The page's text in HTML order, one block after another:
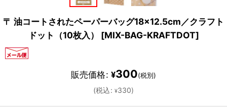
〒 油コートされたペーパーバッグ18×12.5cm／クラフト
ドット（10枚入）
[MIX-BAG-KRAFTDOT]
販売価格: ¥300(税別)
(税込: ¥330)